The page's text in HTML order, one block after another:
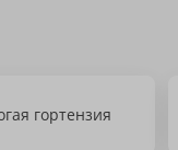
гортензия